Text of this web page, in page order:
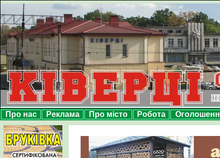
Про нас Реклама Про місто Робота